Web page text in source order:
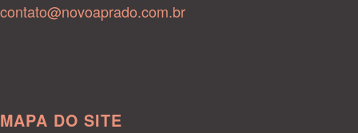
contato@novoaprado.com.br
MAPA DO SITE